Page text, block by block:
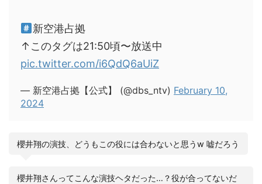
新空港占拠
↑このタグは21:50頃〜放送中
pic.twitter.com/i6QdQ6aUiZ
— 新空港占拠【公式】 (@dbs_ntv) February 10,
2024
櫻井翔の演技、どうもこの役には合わないと思うw 嘘だろう
櫻井翔さんってこんな演技ヘタだった…？役が合ってないだ